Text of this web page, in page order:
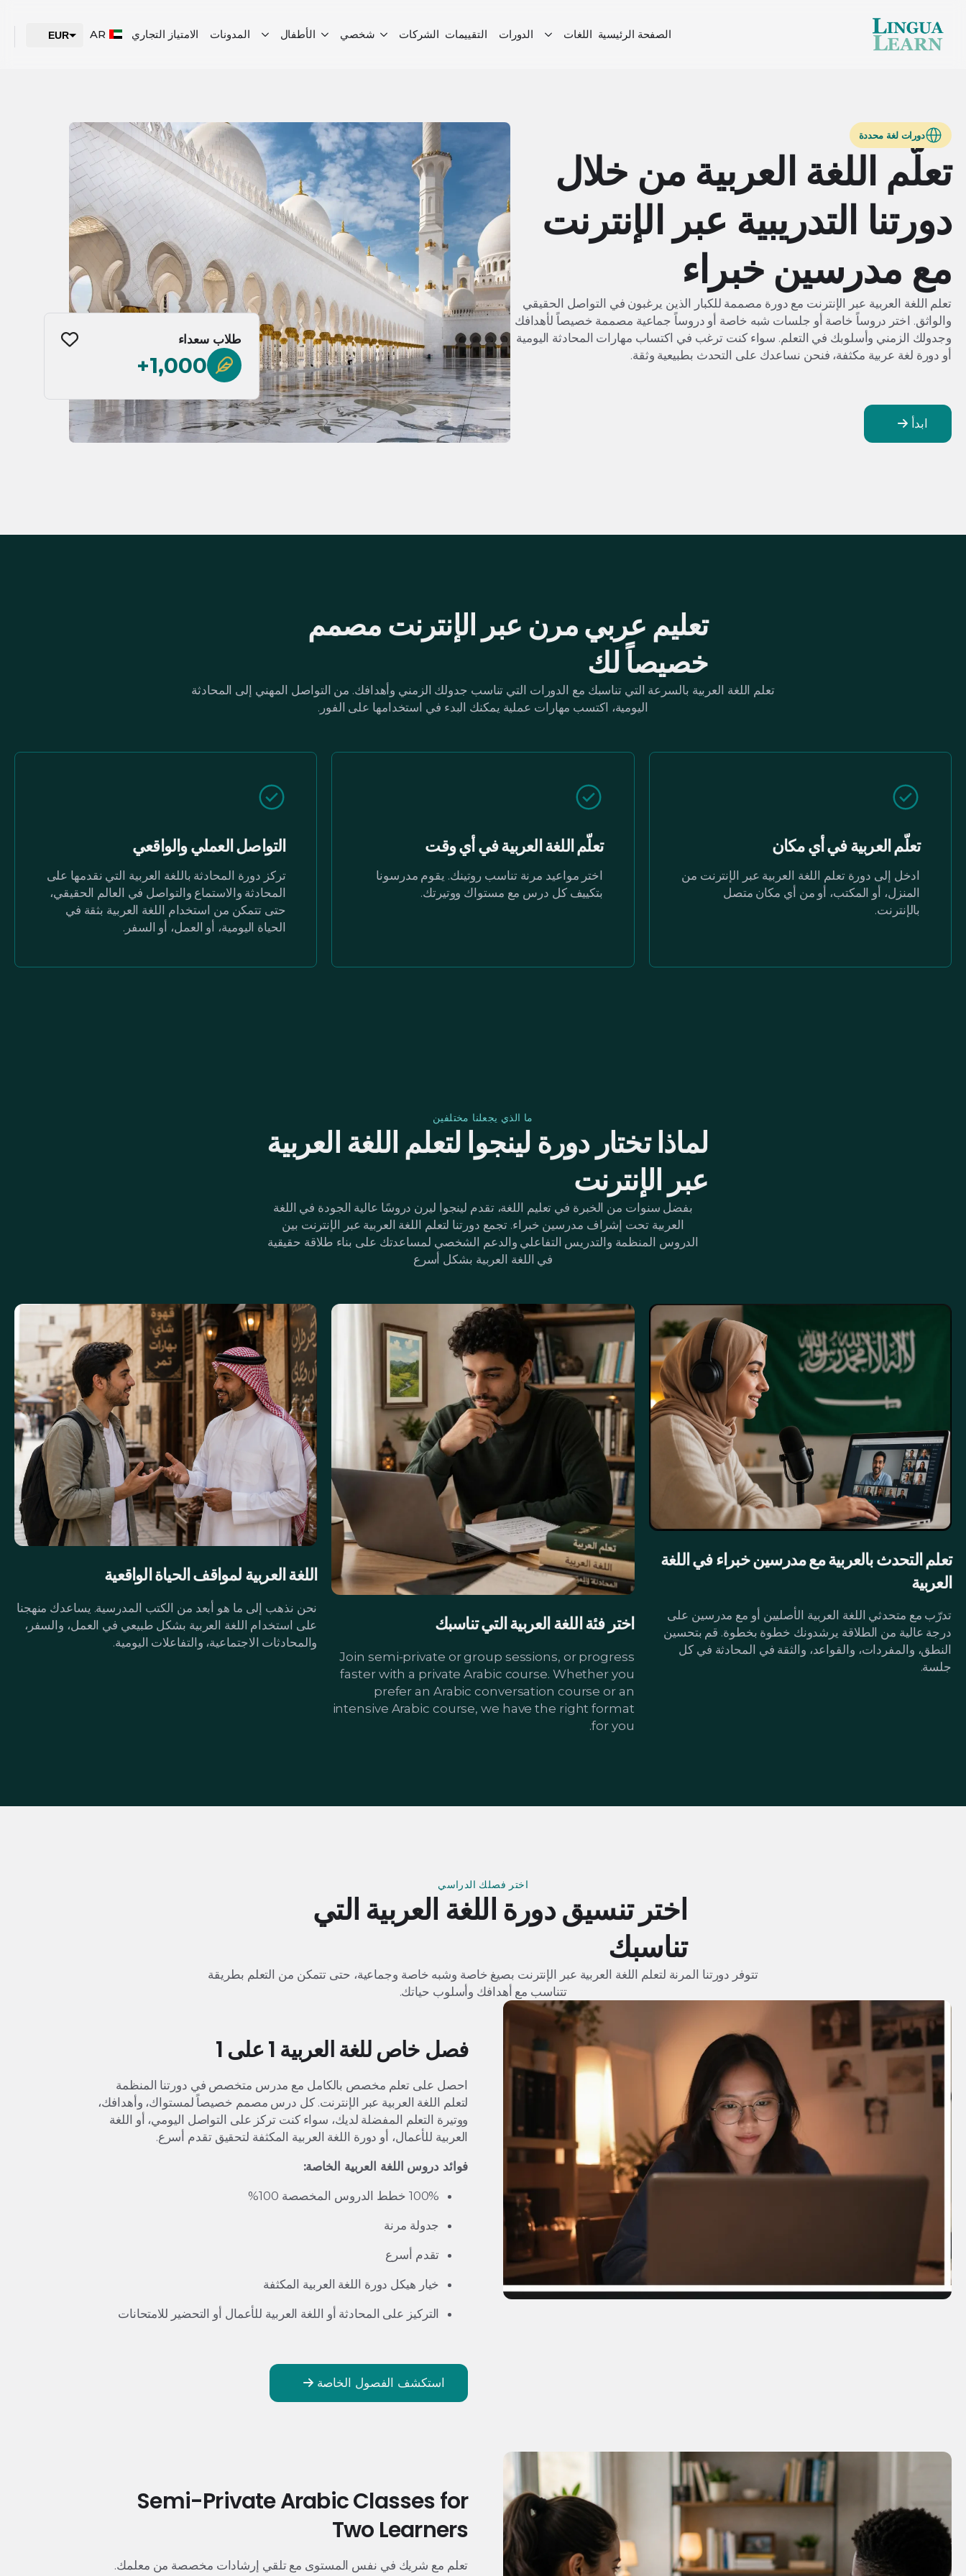
الصفحة الرئيسية اللغات الدورات التقييمات الشركات شخصي الأطفال المدونات الامتياز التجاري AR
EUR
دورات لغة محددة
تعلّم اللغة العربية من خلال
دورتنا التدريبية عبر الإنترنت
مع مدرسين خبراء
تعلم اللغة العربية عبر الإنترنت مع دورة مصممة للكبار الذين يرغبون في التواصل الحقيقي
والواثق. اختر دروساً خاصة أو جلسات شبه خاصة أو دروساً جماعية مصممة خصيصاً لأهدافك
وجدولك الزمني وأسلوبك في التعلم. سواء كنت ترغب في اكتساب مهارات المحادثة اليومية
أو دورة لغة عربية مكثفة، فنحن نساعدك على التحدث بطبيعية وثقة.
ابدأ
طلاب سعداء
1,000+
تعليم عربي مرن عبر الإنترنت مصمم
خصيصاً لك
تعلم اللغة العربية بالسرعة التي تناسبك مع الدورات التي تناسب جدولك الزمني وأهدافك. من التواصل المهني إلى المحادثة
اليومية، اكتسب مهارات عملية يمكنك البدء في استخدامها على الفور.
تعلّم العربية في أي مكان
ادخل إلى دورة تعلم اللغة العربية عبر الإنترنت من
المنزل، أو المكتب، أو من أي مكان متصل
بالإنترنت.
تعلّم اللغة العربية في أي وقت
اختر مواعيد مرنة تناسب روتينك. يقوم مدرسونا
بتكييف كل درس مع مستواك ووتيرتك.
التواصل العملي والواقعي
تركز دورة المحادثة باللغة العربية التي نقدمها على
المحادثة والاستماع والتواصل في العالم الحقيقي،
حتى تتمكن من استخدام اللغة العربية بثقة في
الحياة اليومية، أو العمل، أو السفر.
ما الذي يجعلنا مختلفين
لماذا تختار دورة لينجوا لتعلم اللغة العربية
عبر الإنترنت
بفضل سنوات من الخبرة في تعليم اللغة، تقدم لينجوا ليرن دروسًا عالية الجودة في اللغة
العربية تحت إشراف مدرسين خبراء. تجمع دورتنا لتعلم اللغة العربية عبر الإنترنت بين
الدروس المنظمة والتدريس التفاعلي والدعم الشخصي لمساعدتك على بناء طلاقة حقيقية
في اللغة العربية بشكل أسرع
تعلم التحدث بالعربية مع مدرسين خبراء في اللغة
العربية
تدرّب مع متحدثي اللغة العربية الأصليين أو مع مدرسين على
درجة عالية من الطلاقة يرشدونك خطوة بخطوة. قم بتحسين
النطق، والمفردات، والقواعد، والثقة في المحادثة في كل
جلسة.
اختر فئة اللغة العربية التي تناسبك
Join semi-private or group sessions, or progress
faster with a private Arabic course. Whether you
prefer an Arabic conversation course or an
intensive Arabic course, we have the right format
for you.
اللغة العربية لمواقف الحياة الواقعية
نحن نذهب إلى ما هو أبعد من الكتب المدرسية. يساعدك منهجنا
على استخدام اللغة العربية بشكل طبيعي في العمل، والسفر،
والمحادثات الاجتماعية، والتفاعلات اليومية.
اختر فصلك الدراسي
اختر تنسيق دورة اللغة العربية التي
تناسبك
تتوفر دورتنا المرنة لتعلم اللغة العربية عبر الإنترنت بصيغ خاصة وشبه خاصة وجماعية، حتى تتمكن من التعلم بطريقة
تتناسب مع أهدافك وأسلوب حياتك.
فصل خاص للغة العربية 1 على 1
احصل على تعلم مخصص بالكامل مع مدرس متخصص في دورتنا المنظمة
لتعلم اللغة العربية عبر الإنترنت. كل درس مصمم خصيصاً لمستواك، وأهدافك،
ووتيرة التعلم المفضلة لديك، سواء كنت تركز على التواصل اليومي، أو اللغة
العربية للأعمال، أو دورة اللغة العربية المكثفة لتحقيق تقدم أسرع.
فوائد دروس اللغة العربية الخاصة:
100% خطط الدروس المخصصة 100%
جدولة مرنة
تقدم أسرع
خيار هيكل دورة اللغة العربية المكثفة
التركيز على المحادثة أو اللغة العربية للأعمال أو التحضير للامتحانات
استكشف الفصول الخاصة
Semi-Private Arabic Classes for
Two Learners
تعلم مع شريك في نفس المستوى مع تلقي إرشادات مخصصة من معلمك.